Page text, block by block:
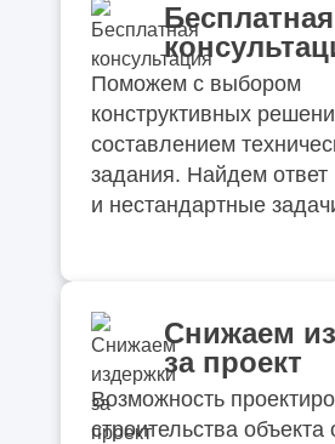
Бесплатная
Поможем с выбором
конструктивных
составлением
задания. Найдем ответ
и нестандартные
Снижаем
за проект
Возможность
строительства объекта